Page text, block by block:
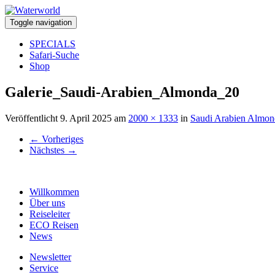
Toggle navigation
SPECIALS
Safari-Suche
Shop
Galerie_Saudi-Arabien_Almonda_20
Veröffentlicht 9. April 2025 am 2000 × 1333 in Saudi Arabien
← Vorheriges
Nächstes →
Willkommen
Über uns
Reiseleiter
ECO Reisen
News
Newsletter
Service